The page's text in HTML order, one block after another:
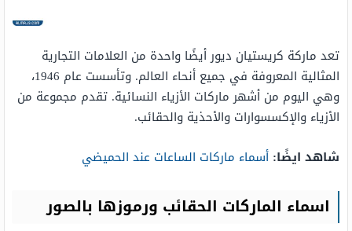
تعد ماركة كريستيان ديور أيضًا واحدة من العلامات التجارية
المثالية المعروفة في جميع أنحاء العالم. وتأسست عام 1946،
وهي اليوم من أشهر ماركات الأزياء النسائية. تقدم مجموعة من
الأزياء والإكسسوارات والأحذية والحقائب.
شاهد ايضًا: أسماء ماركات الساعات عند الحميضي
اسماء الماركات الحقائب ورموزها بالصور